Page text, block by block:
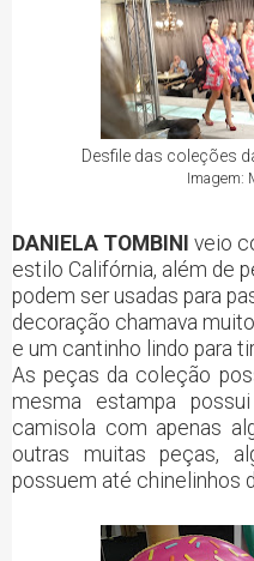
Desfile das coleções
Imagem:
DANIELA TOMBINI veio
estilo Califórnia, além de
podem ser usadas para
decoração chamava
e um cantinho lindo para
As peças da coleção
mesma estampa
camisola com apenas
outras muitas peças,
possuem até chinelinhos